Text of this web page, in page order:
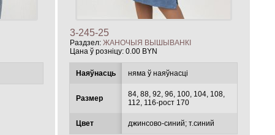
3-245-25
Раздзел:ЖАНОЧЫЯ ВЫШЫВАНКІ
Цана ў розніцу:0.00 BYN
Наяўнасць няма ў наяўнасці
Размер
84, 88, 92, 96, 100, 104, 108,
112, 116-рост 170
Цвет джинсово-синий; т.синий